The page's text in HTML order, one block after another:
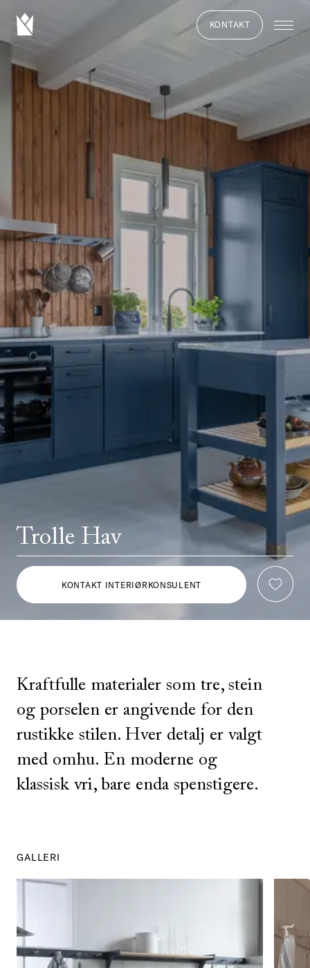
KONTAKT
Trolle Hav
KONTAKT INTERIØRKONSULENT
Kraftfulle materialer som tre, stein
og porselen er angivende for den
rustikke stilen. Hver detalj er valgt
med omhu. En moderne og
klassisk vri, bare enda spenstigere.
GALLERI